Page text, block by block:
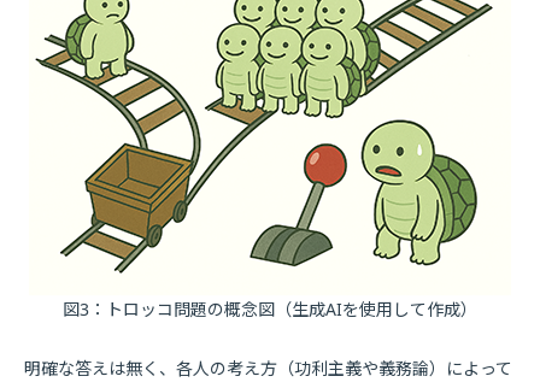
図3：トロッコ問題の概念図（生成AIを使用して作成）
明確な答えは無く、各人の考え方（功利主義や義務論）によって